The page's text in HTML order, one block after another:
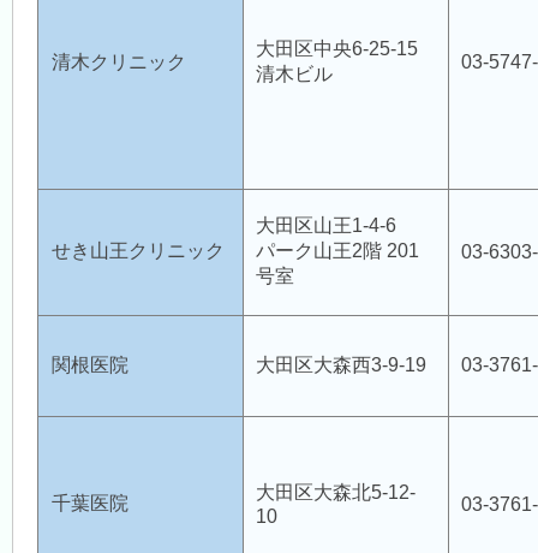
清木クリニック
大田区中央6-25-15
清木ビル
03-
せき山王クリニック
大田区山王1-4-6
パーク山王2階 201
号室
03-
関根医院 大田区大森西3-9-19 03-
千葉医院
大田区大森北5-12-
10
03-